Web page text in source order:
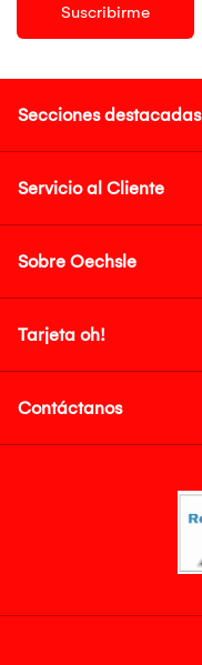
Suscribirme
Secciones destacadas
Servicio al Cliente
Sobre Oechsle
Tarjeta oh!
Contáctanos